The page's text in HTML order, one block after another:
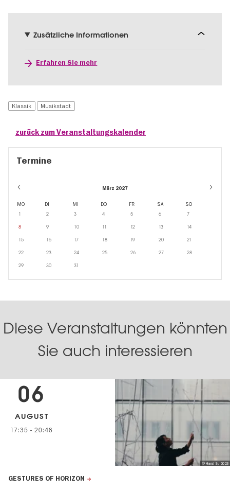
Zusätzliche Informationen
Erfahren Sie mehr
Klassik Musikstadt
zurück zum Veranstaltungskalender
Termine
März 2027
MO DI MI DO FR SA SO
1 2 3 4 5 6 7
8 9 10 11 12 13 14
15 16 17 18 19 20 21
22 23 24 25 26 27 28
29 30 31
Diese Veranstaltungen könnten
Sie auch interessieren
GESTURES OF HORIZON
06
AUGUST
17:35 - 20:48
© Hang Su 2023